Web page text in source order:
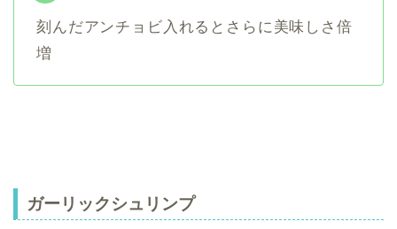
刻んだアンチョビ入れるとさらに美味しさ倍
増
ガーリックシュリンプ